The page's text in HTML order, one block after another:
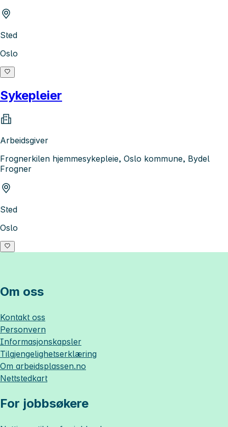
Sted
Oslo
Sykepleier
Arbeidsgiver
Frognerkilen hjemmesykepleie, Oslo kommune, Bydel
Frogner
Sted
Oslo
Om oss
Kontakt oss
Personvern
Informasjonskapsler
Tilgjengelighetserklæring
Om arbeidsplassen.no
Nettstedkart
For jobbsøkere